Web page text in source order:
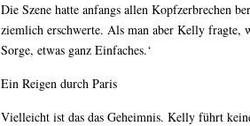
Die Szene hatte anfangs allen Kopfzerbrechen
ziemlich erschwerte. Als man aber Kelly fragte,
Sorge, etwas ganz Einfaches.‘
Ein Reigen durch Paris
Vielleicht ist das das Geheimnis. Kelly führt